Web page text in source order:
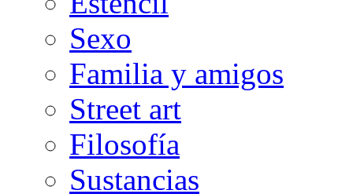
Sexo
Familia y amigos
Street art
Filosofía
Sustancias